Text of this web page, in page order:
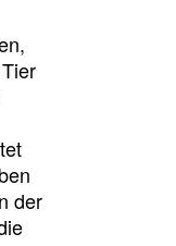
der